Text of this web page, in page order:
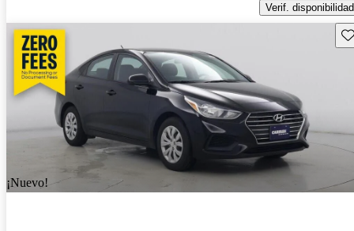
Verif. disponibilidad
¡Nuevo!